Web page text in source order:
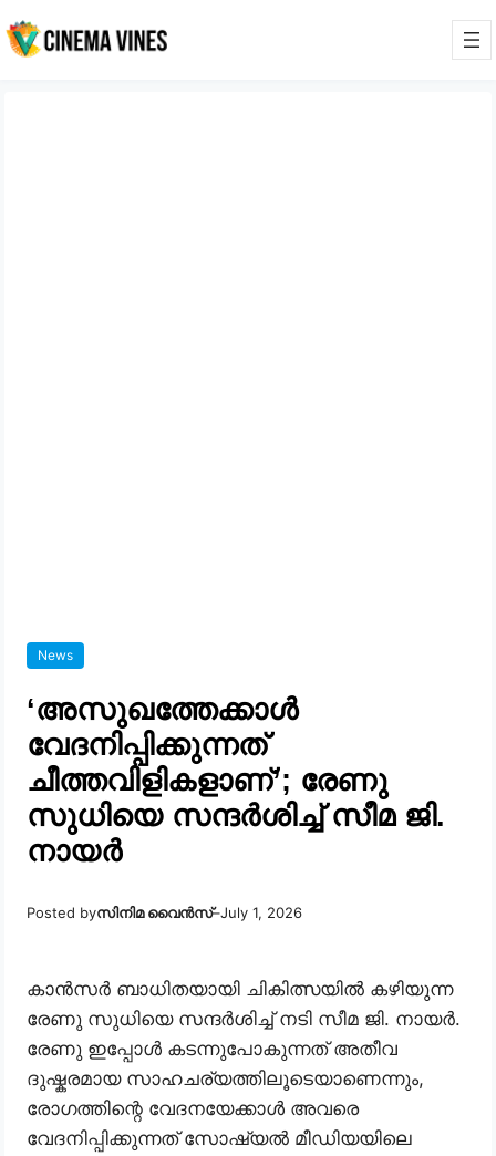
News
‘അസുഖത്തേക്കാൾ
വേദനിപ്പിക്കുന്നത്
ചീത്തവിളികളാണ്’; രേണു
സുധിയെ സന്ദർശിച്ച് സീമ ജി.
നായർ
Posted byസിനിമ വൈൻസ്–July 1, 2026
കാൻസർ ബാധിതയായി ചികിത്സയിൽ കഴിയുന്ന
രേണു സുധിയെ സന്ദർശിച്ച് നടി സീമ ജി. നായർ.
രേണു ഇപ്പോൾ കടന്നുപോകുന്നത് അതീവ
ദുഷ്കരമായ സാഹചര്യത്തിലൂടെയാണെന്നും,
രോഗത്തിന്റെ വേദനയേക്കാൾ അവരെ
വേദനിപ്പിക്കുന്നത് സോഷ്യൽ മീഡിയയിലെ